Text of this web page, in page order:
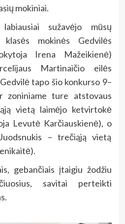
mokiniai.
sužavėjo mūsų
mokinės Gedvilės
Irena Mažeikienė)
Martinaičio eilės
tapo šio konkurso 9–
zoniniame ture atstovaus
vietą laimėjo ketvirtokė
Levutė Karčiauskienė), o
– trečiąją vietą
gebančiais įtaigiu žodžiu
savitai perteikti